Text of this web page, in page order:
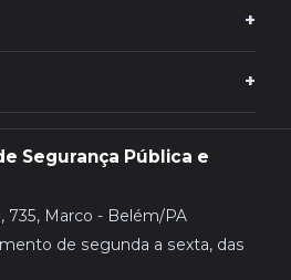
Segurança Pública e
735, Marco - Belém/PA
de segunda a sexta, das